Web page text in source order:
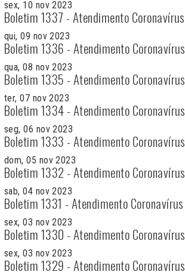
sex, 10 nov 2023
Boletim 1337 - Atendimento Coronavírus
qui, 09 nov 2023
Boletim 1336 - Atendimento Coronavírus
qua, 08 nov 2023
Boletim 1335 - Atendimento Coronavírus
ter, 07 nov 2023
Boletim 1334 - Atendimento Coronavírus
seg, 06 nov 2023
Boletim 1333 - Atendimento Coronavírus
dom, 05 nov 2023
Boletim 1332 - Atendimento Coronavírus
sab, 04 nov 2023
Boletim 1331 - Atendimento Coronavírus
sex, 03 nov 2023
Boletim 1330 - Atendimento Coronavírus
sex, 03 nov 2023
Boletim 1329 - Atendimento Coronavírus